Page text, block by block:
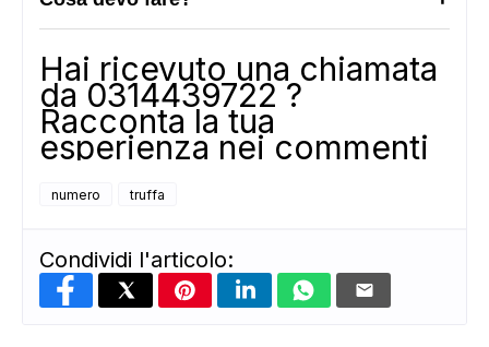
Hai ricevuto una chiamata
da 0314439722 ?
Racconta la tua
esperienza nei commenti
numero truffa
Condividi l'articolo: